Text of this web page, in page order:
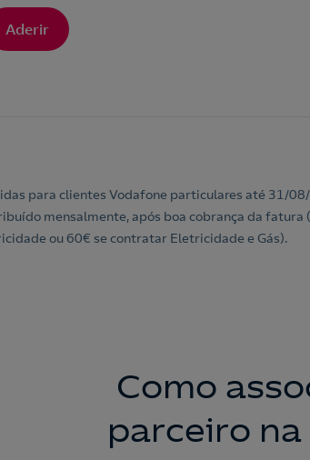
Aderir
para clientes Vodafone particulares até 31/
mensalmente, após boa cobrança da
ou 60€ se contratar Eletricidade e Gás).
Como
parceiro